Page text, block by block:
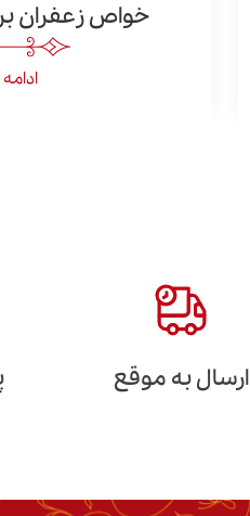
خواص زعفران
ارسال به موقع